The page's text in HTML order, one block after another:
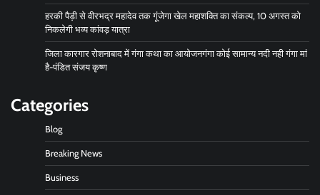
हरकी पैड़ी से वीरभद्र महादेव तक गूंजेगा खेल महाशक्ति का संकल्प, 10 अगस्त को
निकलेगी भव्य कांवड़ यात्रा
जिला कारगार रोशनाबाद में गंगा कथा का आयोजनगंगा कोई सामान्य नदी नही गंगा मां
है-पंडित संजय कृष्ण
Categories
Blog
Breaking News
Business